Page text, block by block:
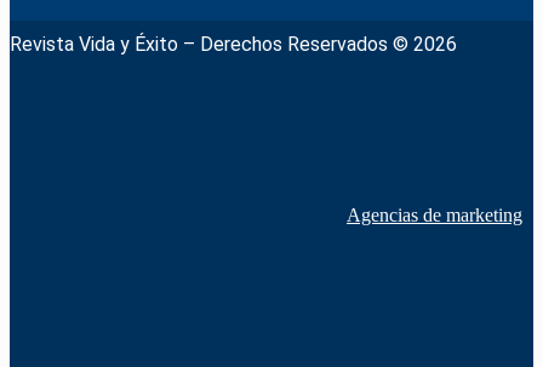
Revista Vida y Éxito – Derechos Reservados © 2026
Agencias de marketing